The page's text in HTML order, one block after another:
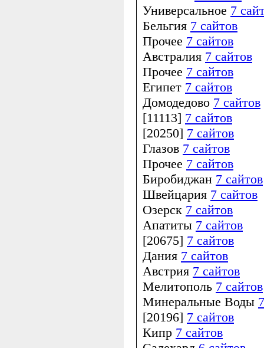
Универсальное 7
Бельгия 7 сайтов
Прочее 7 сайтов
Австралия 7 сайтов
Прочее 7 сайтов
Египет 7 сайтов
Домодедово 7 сайтов
[11113] 7 сайтов
[20250] 7 сайтов
Глазов 7 сайтов
Прочее 7 сайтов
Биробиджан 7 сайтов
Швейцария 7 сайтов
Озерск 7 сайтов
Апатиты 7 сайтов
[20675] 7 сайтов
Дания 7 сайтов
Австрия 7 сайтов
Мелитополь 7 сайтов
Минеральные Воды
[20196] 7 сайтов
Кипр 7 сайтов